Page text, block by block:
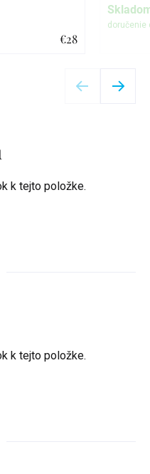
€28
k tejto položke.
k tejto položke.